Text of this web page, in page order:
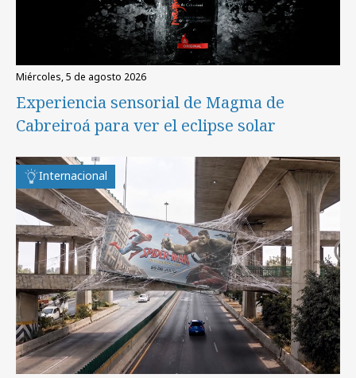
miércoles, 5 de agosto 2026
Experiencia sensorial de Magma de
Cabreiroá para ver el eclipse solar
Internacional